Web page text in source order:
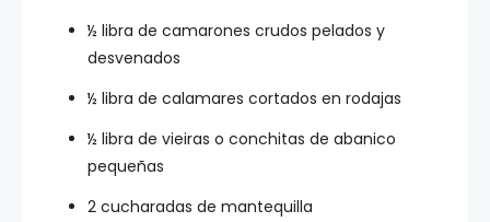
½ libra de camarones crudos pelados y
desvenados
½ libra de calamares cortados en rodajas
½ libra de vieiras o conchitas de abanico
pequeñas
2 cucharadas de mantequilla